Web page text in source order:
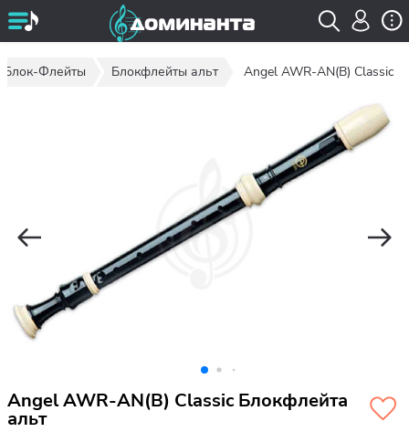
Блок-Флейты Блокфлейты альт Angel AWR-AN(B) Classic
Angel AWR-AN(B) Classic Блокфлейта
альт